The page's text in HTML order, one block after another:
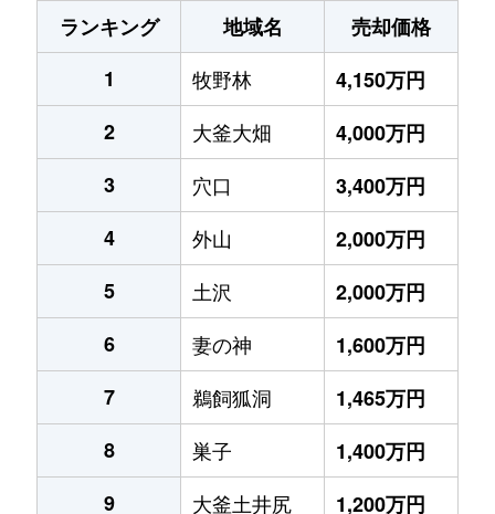
ランキング
地域名
売却価格
1
牧野林
4,150万円
2
大釜大畑
4,000万円
3
穴口
3,400万円
4
外山
2,000万円
5
土沢
2,000万円
6
妻の神
1,600万円
7
鵜飼狐洞
1,465万円
8
巣子
1,400万円
9
大釜土井尻
1,200万円